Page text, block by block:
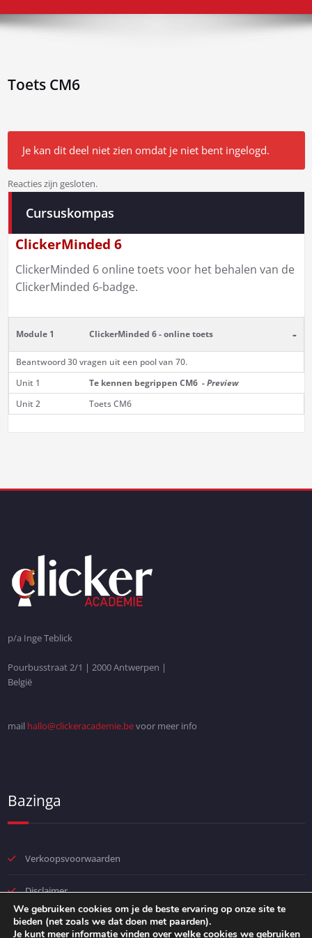
Toets CM6
Je kan dit deel niet zien omdat je niet bent ingelogd.
Bericht
navigatie
Reacties zijn gesloten.
Cursuskompas
ClickerMinded 6
ClickerMinded 6 online toets voor het behalen van de
ClickerMinded 6-badge.
Module 1 ClickerMinded 6 - online toets -
Beantwoord 30 vragen uit een pool van 70.
Unit 1
Te kennen begrippen CM6 -Preview
Unit 2
Toets CM6
p/a Inge Teblick
Pourbusstraat 2/1 | 2000 Antwerpen |
België
mail hallo@clickeracademie.bevoor meer info
Bazinga
Verkoopsvoorwaarden
Disclaimer
Privacybeleid
We gebruiken cookies om je de beste ervaring op onze site te
bieden (net zoals we dat doen met paarden).
Je kunt meer informatie vinden over welke cookies we gebruiken